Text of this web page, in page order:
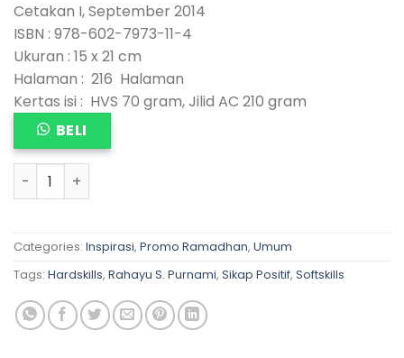
Cetakan I, September 2014
ISBN : 978-602-7973-11-4
Ukuran : 15 x 21 cm
Halaman : 216 Halaman
Kertas isi : HVS 70 gram, Jilid AC 210 gram
BELI
SIKAP POSITIF, KUNCI SUKSES DALAM BERKARIER quantity
Categories: Inspirasi, Promo Ramadhan, Umum
Tags: Hardskills, Rahayu S. Purnami, Sikap Positif, Softskills